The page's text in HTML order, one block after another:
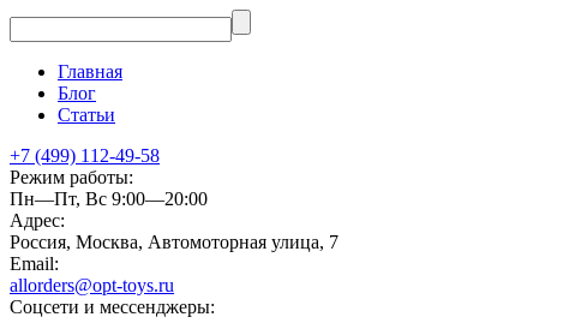
Главная
Блог
Статьи
+7 (499) 112-49-58
Режим работы:
Пн—Пт, Вс 9:00—20:00
Адрес:
Россия, Москва, Автомоторная улица, 7
Email:
allorders@opt-toys.ru
Соцсети и мессенджеры: